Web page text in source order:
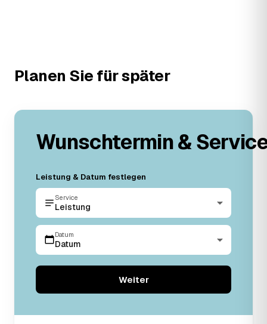
Planen Sie für später
Wunschtermin &
Leistung & Datum festlegen
Service
Leistung
Datum
Datum
Weiter